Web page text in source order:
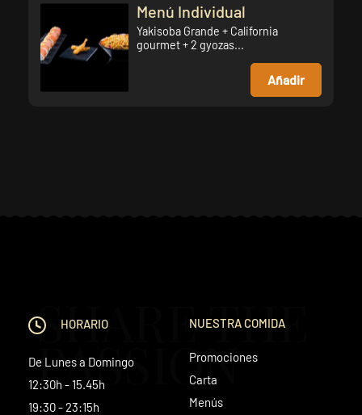
Menú Individual
Yakisoba Grande + California
gourmet + 2 gyozas...
Añadir
SHARE THE
PASSION
HORARIO
De Lunes a Domingo
12:30h - 15.45h
19:30 - 23:15h
NUESTRA COMIDA
Promociones
Carta
Menús